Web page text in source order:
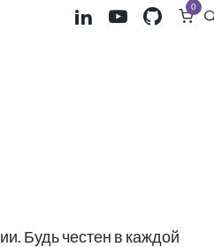
0
Будь честен в каждой